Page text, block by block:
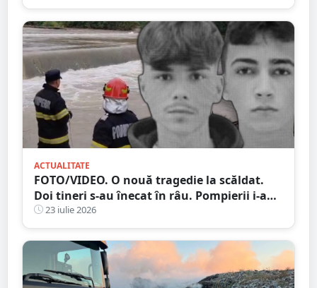
ACTUALITATE
FOTO/VIDEO. O nouă tragedie la scăldat.
Doi tineri s-au înecat în râu. Pompierii i-au
găsit după două zile
23 iulie 2026